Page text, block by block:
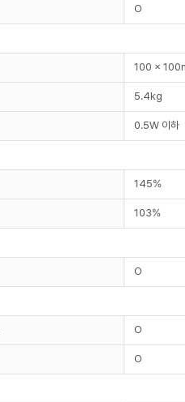
O
100 x
5.4kg
0.5W 이하
145%
103%
O
O
O